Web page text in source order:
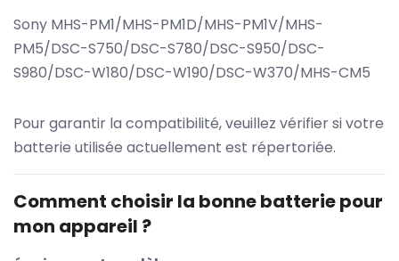
Sony MHS-PM1/MHS-PM1D/MHS-PM1V/MHS-
PM5/DSC-S750/DSC-S780/DSC-S950/DSC-
S980/DSC-W180/DSC-W190/DSC-W370/MHS-CM5
Pour garantir la compatibilité, veuillez vérifier si votre
batterie utilisée actuellement est répertoriée.
Comment choisir la bonne batterie pour
mon appareil ?